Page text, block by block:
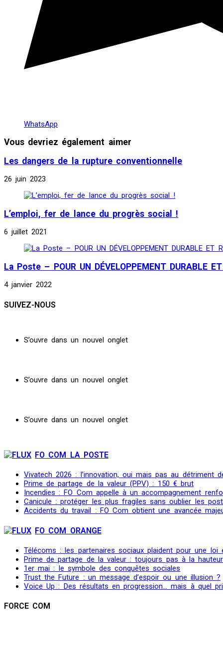
WhatsApp
Vous devriez également aimer
Les dangers de la rupture conventionnelle
26 juin 2023
L’emploi, fer de lance du progrès social !
6 juillet 2021
La Poste – POUR UN DÉVELOPPEMENT DURABLE
4 janvier 2022
SUIVEZ-NOUS
S’ouvre dans un nouvel onglet
S’ouvre dans un nouvel onglet
S’ouvre dans un nouvel onglet
FO COM LA POSTE
Vivatech 2026 : l’innovation, oui mais pas au détriment
Prime de partage de la valeur (PPV) : 150 € brut
Incendies : FO Com appelle à un accompagnement
Canicule : protéger les plus fragiles sans oublier les
Accidents du travail : FO Com obtient une avancée
FO COM ORANGE
Télécoms : les partenaires sociaux plaident pour une loi
Prime de partage de la valeur : toujours pas à la hauteur
1er mai : le symbole des conquêtes sociales
Trust the Future : un message d’espoir ou une illusion ?
Voice Up : Des résultats en progression… mais à quel
FORCE COM